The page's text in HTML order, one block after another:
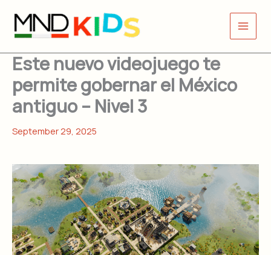
content
Este nuevo videojuego te
permite gobernar el México
antiguo – Nivel 3